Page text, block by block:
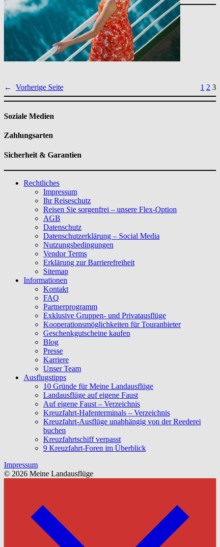
← Vorherige Seite 1 2 3
Soziale Medien
Zahlungsarten
Sicherheit & Garantien
Rechtliches
Impressum
Ihr Reiseschutz
Reisen Sie sorgenfrei – unsere Flex-Option
AGB
Datenschutz
Datenschutzerklärung – Social Media
Nutzungsbedingungen
Vendor Terms
Erklärung zur Barrierefreiheit
Sitemap
Informationen
Kontakt
FAQ
Partnerprogramm
Exklusive Gruppen- und Privatausflüge
Kooperationsmöglichkeiten für Touranbieter
Geschenkgutscheine kaufen
Blog
Presse
Karriere
Unser Team
Ausflugstipps
10 Gründe für Meine Landausflüge
Landausflüge auf eigene Faust
Auf eigene Faust – Verzeichnis
Kreuzfahrt-Hafenterminals – Verzeichnis
Kreuzfahrt-Ausflüge unabhängig von der Reederei
buchen
Kreuzfahrtschiff verpasst
9 Kreuzfahrt-Foren im Überblick
Impressum
© 2026 Meine Landausflüge